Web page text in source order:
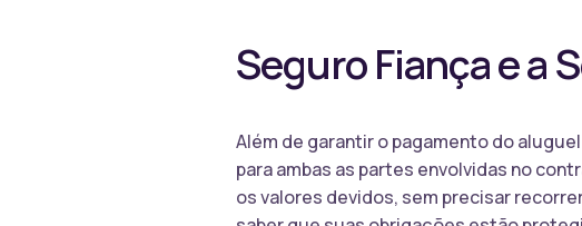
Seguro Fiança e a
Além de garantir o pagamento do
para ambas as partes envolvidas no
os valores devidos, sem precisar